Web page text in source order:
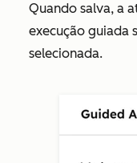
Quando salva, a
execução guiada
selecionada.